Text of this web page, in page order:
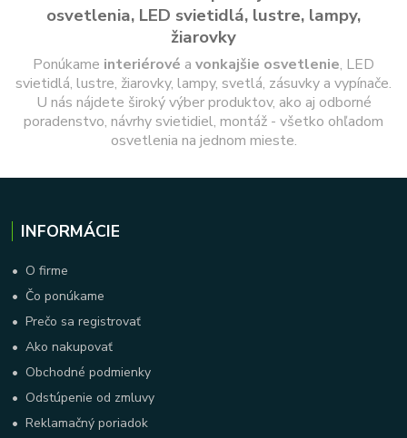
osvetlenia, LED svietidlá, lustre, lampy,
žiarovky
Ponúkame interiérové a vonkajšie osvetlenie, LED
svietidlá, lustre, žiarovky, lampy, svetlá, zásuvky a vypínače.
U nás nájdete široký výber produktov, ako aj odborné
poradenstvo, návrhy svietidiel, montáž - všetko ohľadom
osvetlenia na jednom mieste.
INFORMÁCIE
• O firme
• Čo ponúkame
•Prečo sa registrovať
•Ako nakupovať
• Obchodné podmienky
• Odstúpenie od zmluvy
•Reklamačný poriadok